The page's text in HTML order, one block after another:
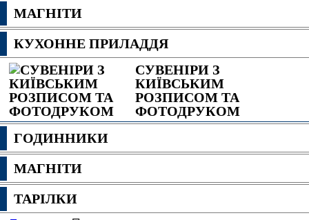
МАГНІТИ
КУХОННЕ ПРИЛАДДЯ
СУВЕНІРИ З
КИЇВСЬКИМ
РОЗПИСОМ ТА
ФОТОДРУКОМ
ГОДИННИКИ
МАГНІТИ
ТАРІЛКИ